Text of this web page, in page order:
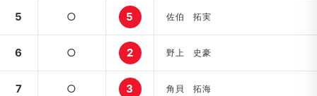
5 ○ 5 佐伯 拓実
6 ○ 2 野上 史豪
7 ○ 3 角貝 拓海